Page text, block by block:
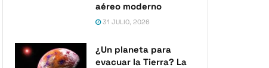
aéreo moderno
31 JULIO, 2026
¿Un planeta para
evacuar la Tierra? La